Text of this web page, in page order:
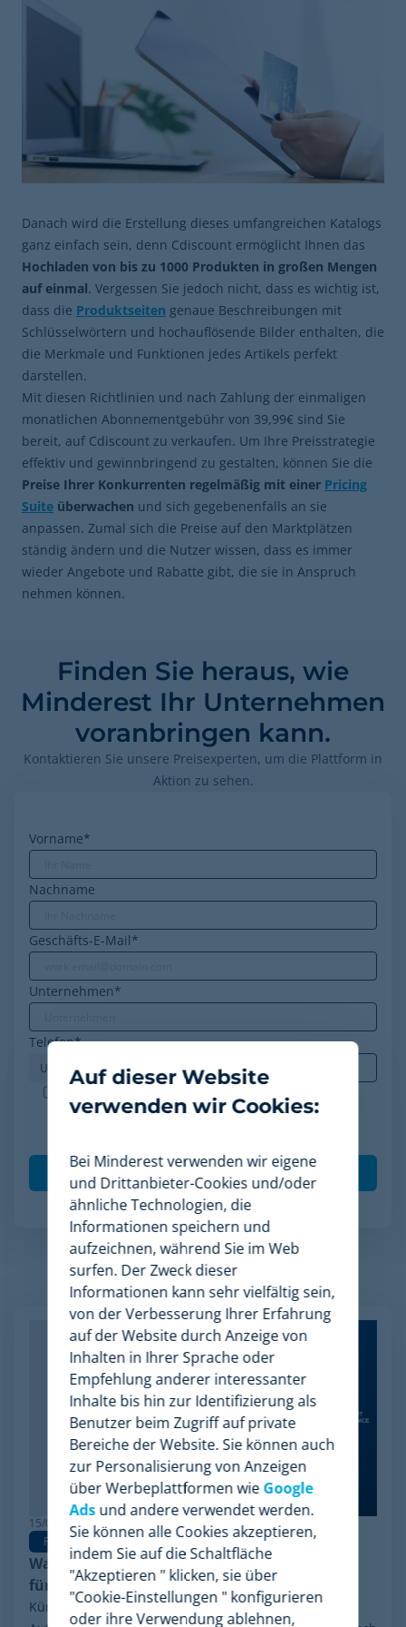
Danach wird die Erstellung dieses umfangreichen Katalogs
ganz einfach sein, denn Cdiscount ermöglicht Ihnen das
Hochladen von bis zu 1000 Produkten in großen Mengen
auf einmal. Vergessen Sie jedoch nicht, dass es wichtig ist,
dass die Produktseiten genaue Beschreibungen mit
Schlüsselwörtern und hochauflösende Bilder enthalten, die
die Merkmale und Funktionen jedes Artikels perfekt
darstellen.
Mit diesen Richtlinien und nach Zahlung der einmaligen
monatlichen Abonnementgebühr von 39,99€ sind Sie
bereit, auf Cdiscount zu verkaufen. Um Ihre Preisstrategie
effektiv und gewinnbringend zu gestalten, können Sie die
Preise Ihrer Konkurrenten regelmäßig mit einer Pricing
Suite überwachen und sich gegebenenfalls an sie
anpassen. Zumal sich die Preise auf den Marktplätzen
ständig ändern und die Nutzer wissen, dass es immer
wieder Angebote und Rabatte gibt, die sie in Anspruch
nehmen können.
Finden Sie heraus, wie
Minderest Ihr Unternehmen
voranbringen kann.
Kontaktieren Sie unsere Preisexperten, um die Plattform in
Aktion zu sehen.
Vorname*
Nachname
Geschäfts-E-Mail*
Unternehmen*
Telefon*
Minderest ist ein nach ISO-27001 zertifiziertes
Unternehmen. Ich akzeptiere die Verarbeitung
Verwandte Artikel
15/06/2026
Pricing Software
Warum Minderest die beste Wiser Alternative
für Pricing Intelligence ist
Kürzlich sorgte eine Entwicklung in der Branche für
Auf dieser Website
verwenden wir Cookies:
Bei Minderest verwenden wir eigene
und Drittanbieter-Cookies und/oder
ähnliche Technologien, die
Informationen speichern und
aufzeichnen, während Sie im Web
surfen. Der Zweck dieser
Informationen kann sehr vielfältig sein,
von der Verbesserung Ihrer Erfahrung
auf der Website durch Anzeige von
Inhalten in Ihrer Sprache oder
Empfehlung anderer interessanter
Inhalte bis hin zur Identifizierung als
Benutzer beim Zugriff auf private
Bereiche der Website. Sie können auch
zur Personalisierung von Anzeigen
über Werbeplattformen wie Google
Adsund andere verwendet werden.
Sie können alle Cookies akzeptieren,
indem Sie auf die Schaltfläche
"Akzeptieren " klicken, sie über
"Cookie-Einstellungen " konfigurieren
oder ihre Verwendung ablehnen,